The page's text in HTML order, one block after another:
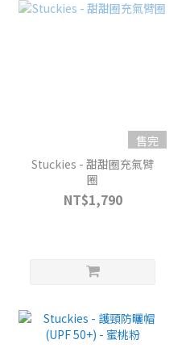
售完
Stuckies - 甜甜圈充氣臂
圈
NT$1,790